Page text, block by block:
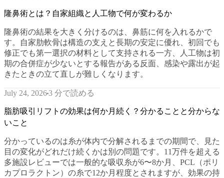
隆鼻術とは？自家組織と人工物で何が変わるか
隆鼻術の結果を大きく分けるのは、鼻筋に何を入れるかで
す。自家肋軟骨は構造の支えと長期の安定に優れ、初回でも
修正でも第一選択の材料として支持される一方、人工物は初
期の合併症が少ないとする報告がある反面、感染や露出が起
きたときの立て直しが難しくなります。
July 24, 20263 分で読める
脂肪吸引リフトの効果は何か月続く？分かることと分からな
いこと
分かっているのは糸が体内で分解されるまでの期間で、見た
目の変化がどれだけ続くかは別の問題です。11万件を超える
多施設レビューでは一般的な吸収糸が6〜8か月、PCL（ポリ
カプロラクトン）の糸で12か月程度とされますが、効果の持